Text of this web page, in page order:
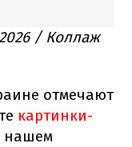
/ Коллаж
отмечают
картинки-
нашем